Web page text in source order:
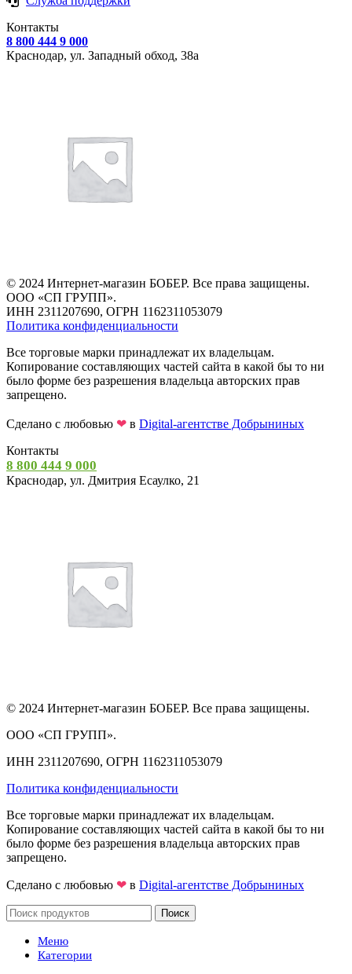
Контакты
8 800 444 9 000
Краснодар, ул. Западный обход, 38а
© 2024 Интернет-магазин БОБЕР. Все права защищены.
ООО «СП ГРУПП».
ИНН 2311207690, ОГРН 1162311053079
Политика конфиденциальности
Все торговые марки принадлежат их владельцам.
Копирование составляющих частей сайта в какой бы то ни
было форме без разрешения владельца авторских прав
запрещено.
Сделано с любовью ❤ в Digital-агентстве Добрыниных
Контакты
8 800 444 9 000
Краснодар, ул. Дмитрия Есаулко, 21
© 2024 Интернет-магазин БОБЕР. Все права защищены.
ООО «СП ГРУПП».
ИНН 2311207690, ОГРН 1162311053079
Политика конфиденциальности
Все торговые марки принадлежат их владельцам.
Копирование составляющих частей сайта в какой бы то ни
было форме без разрешения владельца авторских прав
запрещено.
Сделано с любовью ❤ в Digital-агентстве Добрыниных
Поиск
Меню
Категории